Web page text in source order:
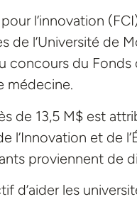
l’innovation
de l’Université de
concours du
médecine.
de 13,5 M$ est
l’Innovation et de
proviennent de
d’aider les